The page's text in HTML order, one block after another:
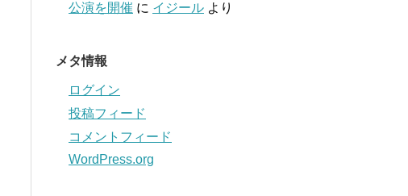
公演を開催 に イジール より
メタ情報
ログイン
投稿フィード
コメントフィード
WordPress.org